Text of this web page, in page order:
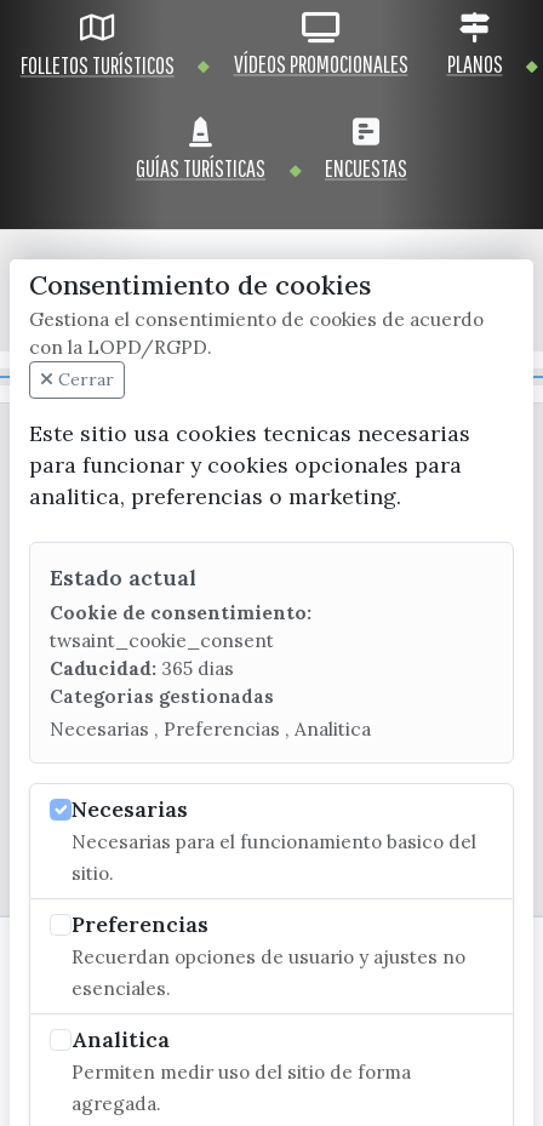
FOLLETOS TURÍSTICOS VÍDEOS PROMOCIONALES PLANOS
GUÍAS TURÍSTICAS ENCUESTAS
x / twitter facebook youtube instagram
CONTACTA CON LA OFICINA DE TURISMO
(+34) 952 541 104
turismo@velezmalaga.es
C/ Poniente, 2. CP 29740 - Torre del Mar
Consentimiento de cookies
Gestiona el consentimiento de cookies de acuerdo
con la LOPD/RGPD.
Cerrar
Este sitio usa cookies tecnicas necesarias
para funcionar y cookies opcionales para
analitica, preferencias o marketing.
Estado actual
Cookie de consentimiento:
twsaint_cookie_consent
Caducidad: 365 dias
Categorias gestionadas
Necesarias , Preferencias , Analitica
Necesarias
Necesarias para el funcionamiento basico del
sitio.
Preferencias
Recuerdan opciones de usuario y ajustes no
esenciales.
Analitica
Permiten medir uso del sitio de forma
agregada.